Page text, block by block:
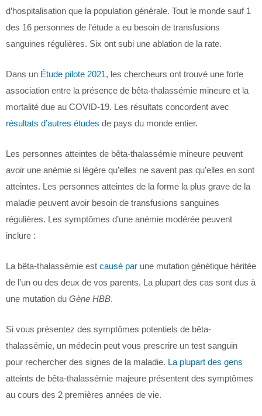
d’hospitalisation que la population générale. Tout le monde sauf 1
des 16 personnes de l’étude a eu besoin de transfusions
sanguines régulières. Six ont subi une ablation de la rate.
Dans un Étude pilote 2021, les chercheurs ont trouvé une forte
association entre la présence de bêta-thalassémie mineure et la
mortalité due au COVID-19. Les résultats concordent avec
résultats d’autres études de pays du monde entier.
Les personnes atteintes de bêta-thalassémie mineure peuvent
avoir une anémie si légère qu’elles ne savent pas qu’elles en sont
atteintes. Les personnes atteintes de la forme la plus grave de la
maladie peuvent avoir besoin de transfusions sanguines
régulières. Les symptômes d’une anémie modérée peuvent
inclure :
La bêta-thalassémie est causé par une mutation génétique héritée
de l’un ou des deux de vos parents. La plupart des cas sont dus à
une mutation du Gène HBB.
Si vous présentez des symptômes potentiels de bêta-
thalassémie, un médecin peut vous prescrire un test sanguin
pour rechercher des signes de la maladie. La plupart des gens
atteints de bêta-thalassémie majeure présentent des symptômes
au cours des 2 premières années de vie.